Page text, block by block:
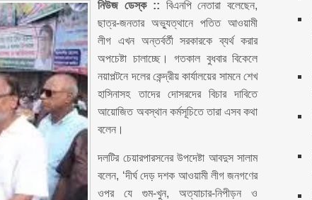
নিউজ ডেস্ক :: বিএনপি নেতারা বলেছেন,
ছাত্র-জনতার অভ্যুত্থানে পতিত আওয়ামী
লীগ এখন অন্তর্বর্তী সরকারকে ব্যর্থ করার
অপচেষ্টা চালাচ্ছে। গতকাল বুধবার বিকেলে
নয়াপল্টনে দলের কেন্দ্রীয় কার্যালয়ের সামনে শেখ
হাসিনাসহ তাদের দোসরদের বিচার দাবিতে
আয়োজিত অবস্থান কর্মসূচিতে তারা এসব কথা
বলেন।
দলটির চেয়ারপারসনের উপদেষ্টা আবদুস সালাম
বলেন, ‘দীর্ঘ দেড় দশক আওয়ামী লীগ জনগণের
ওপর যে গুম-খুন, অত্যাচার-নিপীড়ন ও